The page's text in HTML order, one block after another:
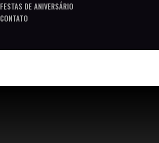
FESTAS DE ANIVERSÁRIO
CONTATO